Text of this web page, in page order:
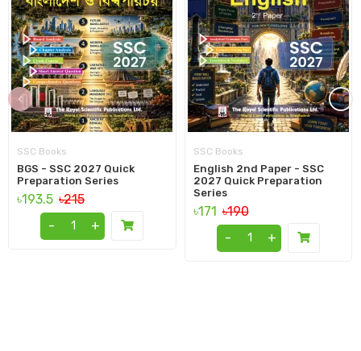
SSC Books
BGS - SSC 2027 Quick
Preparation Series
৳193.5 ৳215
-
+
SSC Books
English 2nd Paper - SSC
2027 Quick Preparation
Series
৳171 ৳190
-
+
‹ ›